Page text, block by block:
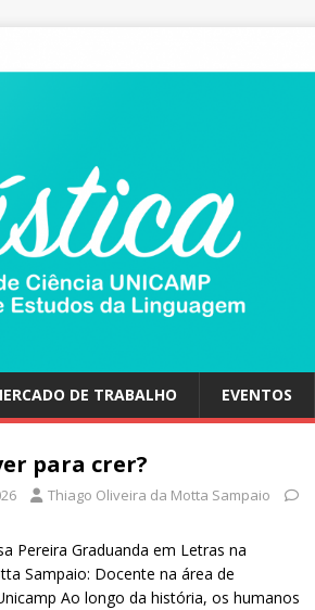
DE TRABALHO EVENTOS
para crer?
Thiago Oliveira da Motta Sampaio
Pereira Graduanda em Letras na
Sampaio: Docente na área de
Ao longo da história, os humanos